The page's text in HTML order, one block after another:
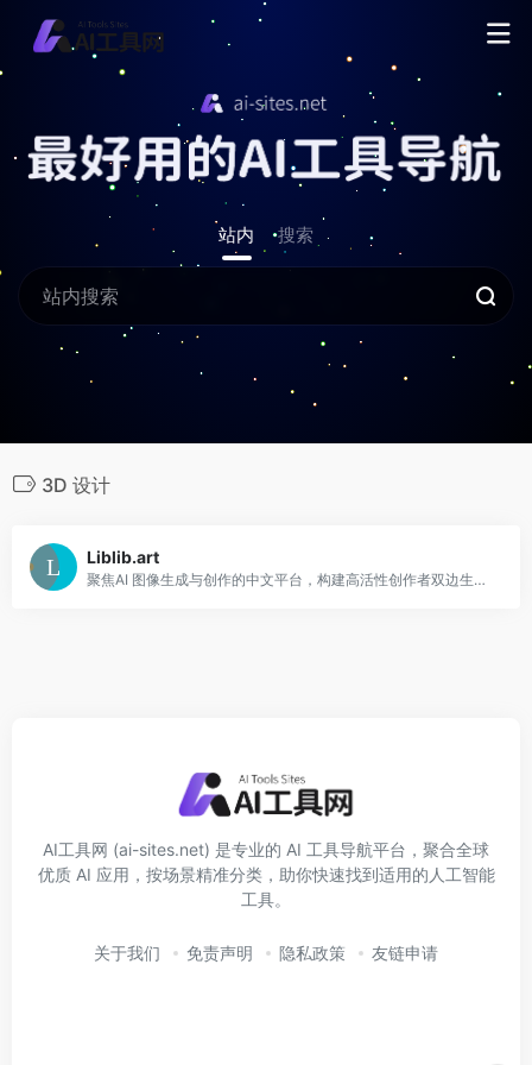
站内 搜索
3D 设计
Liblib.art
聚焦AI 图像生成与创作的中文平台，构建高活性创作者双边生态，“创作 - 分享 - 激励” 正向循环。
AI工具网 (ai-sites.net) 是专业的 AI 工具导航平台，聚合全球
优质 AI 应用，按场景精准分类，助你快速找到适用的人工智能
工具。
关于我们 免责声明 隐私政策 友链申请